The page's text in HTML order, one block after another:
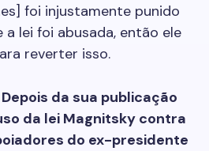
foi injustamente punido
a lei foi abusada, então ele
reverter isso.
da sua publicação
da lei Magnitsky contra
do ex-presidente